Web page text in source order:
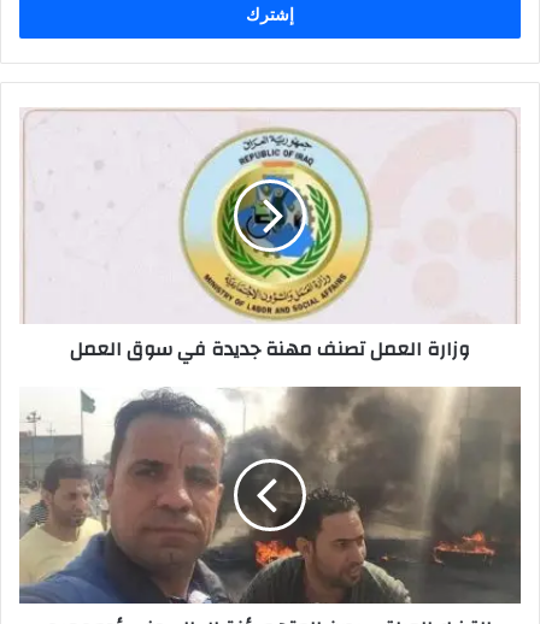
وزارة
وزارة العمل تصنف مهنة جديدة في سوق العمل
العراقي
بأغتيال
أحمد
الصمد